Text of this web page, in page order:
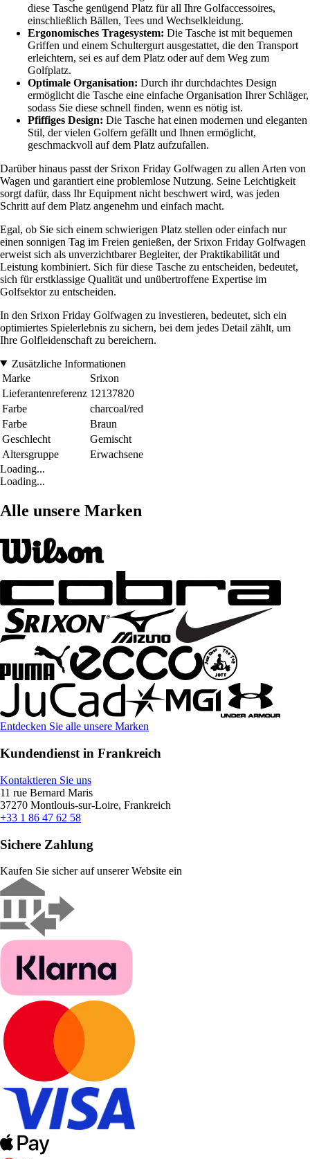
diese Tasche genügend Platz für all Ihre Golfaccessoires,
einschließlich Bällen, Tees und Wechselkleidung.
Ergonomisches Tragesystem: Die Tasche ist mit bequemen
Griffen und einem Schultergurt ausgestattet, die den Transport
erleichtern, sei es auf dem Platz oder auf dem Weg zum
Golfplatz.
Optimale Organisation: Durch ihr durchdachtes Design
ermöglicht die Tasche eine einfache Organisation Ihrer Schläger,
sodass Sie diese schnell finden, wenn es nötig ist.
Pfiffiges Design: Die Tasche hat einen modernen und eleganten
Stil, der vielen Golfern gefällt und Ihnen ermöglicht,
geschmackvoll auf dem Platz aufzufallen.
Darüber hinaus passt der Srixon Friday Golfwagen zu allen Arten von
Wagen und garantiert eine problemlose Nutzung. Seine Leichtigkeit
sorgt dafür, dass Ihr Equipment nicht beschwert wird, was jeden
Schritt auf dem Platz angenehm und einfach macht.
Egal, ob Sie sich einem schwierigen Platz stellen oder einfach nur
einen sonnigen Tag im Freien genießen, der Srixon Friday Golfwagen
erweist sich als unverzichtbarer Begleiter, der Praktikabilität und
Leistung kombiniert. Sich für diese Tasche zu entscheiden, bedeutet,
sich für erstklassige Qualität und unübertroffene Expertise im
Golfsektor zu entscheiden.
In den Srixon Friday Golfwagen zu investieren, bedeutet, sich ein
optimiertes Spielerlebnis zu sichern, bei dem jedes Detail zählt, um
Ihre Golfleidenschaft zu bereichern.
Zusätzliche Informationen
Marke
Srixon
Lieferantenreferenz 12137820
Farbe
charcoal/red
Farbe
Braun
Geschlecht
Gemischt
Altersgruppe
Erwachsene
Loading...
Loading...
Alle unsere Marken
Entdecken Sie alle unsere Marken
Kundendienst in Frankreich
Kontaktieren Sie uns
11 rue Bernard Maris
37270 Montlouis-sur-Loire, Frankreich
+33 1 86 47 62 58
Sichere Zahlung
Kaufen Sie sicher auf unserer Website ein